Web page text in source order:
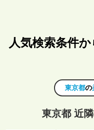
人気検索条件
東京都の
東京都 近